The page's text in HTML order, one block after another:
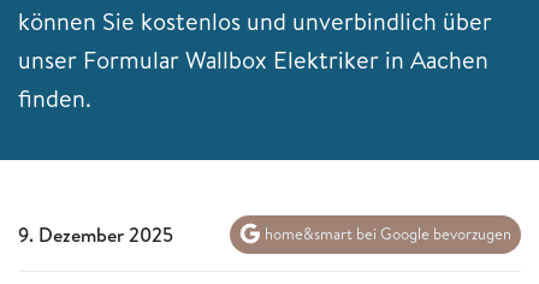
können Sie kostenlos und unverbindlich über
unser Formular Wallbox Elektriker in Aachen
finden.
9. Dezember 2025 home&smart bei Google bevorzugen